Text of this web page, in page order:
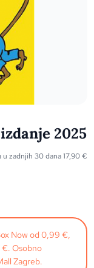
2025
u zadnjih 30 dana17,90€
Now od 0,99 €,
Osobno
Zagreb.